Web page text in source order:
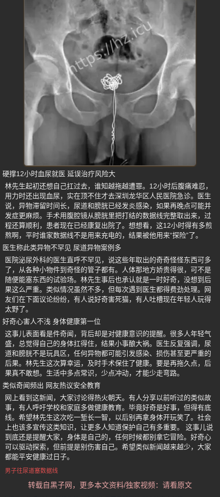
硬撑12小时血尿就医 延误治疗风险大
林先生起初还想自己扛过去，谁知越拖越遭罪。12小时后腹痛难忍，
用力时还出现血尿，实在顶不住才去深圳龙华区人民医院急诊。医生
说，异物滞留时间长，尿道和膀胱已经发炎感染，如果再晚点可能并
发症更麻烦。手术用腹腔镜从膀胱里把打结的数据线完整取出来，过
程还算顺利，患者现在已经康复出院了。想想看，这12小时得有多煎
熬啊，平时谁家数据线不是用来充电的，结果被他用来“探险”了。
医生称此类异物不罕见 尿道异物案例多
医院泌尿外科的医生直呼不罕见，说这些年取出的奇奇怪怪东西可多
了，从各种小物件到奇怪的管子都有。人体那地方娇贵得很，可不是
随便能塞东西的试验场。林先生事后也承认就是一时好奇，没想到后
果这么严重。类似情况虽然不多，但每次遇到医生都得费劲处理。网
友们在下面议论纷纷，有人说好奇害死猫，有人吐槽现在年轻人玩得
太野了。
好奇心害人不浅 身体健康第一位
这事儿表面看是件奇闻，背后却是对健康意识的提醒。很多人年轻气
盛，总觉得自己的身体扛得住，结果小事酿大祸。医生反复强调，尿
道和膀胱不是玩具区，任何异物都可能引发感染、损伤甚至更严重的
后果。林先生这次算幸运，及时手术保住了健康。要是再拖久点，后
果真不敢想。生活中多点常识，少点冲动，才能少走弯路。
类似奇闻频出 网友热议安全教育
网上看到这新闻，大家讨论得热火朝天。有人分享以前听过的类似故
事，有人呼吁学校和家庭多做健康教育。毕竟好奇是好事，但得有底
线。希望林先生这次吃一堑长一智，以后别再拿身体开玩笑了。社会
上也该多宣传这类知识，让更多人知道保护自己有多重要。 这事儿说
到底还是提醒大家，身体是自己的，任何时候都别拿它冒险。好奇心
可以驱动探索，但前提是别伤害自己。希望类似新闻越来越少，大家
都能平安健康过日子。
男子往尿道塞数据线
转载自黑子网，更多本文资料/独家视频：请看原文